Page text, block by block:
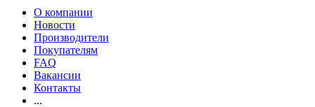
О компании
Новости
Производители
Покупателям
FAQ
Вакансии
Контакты
...